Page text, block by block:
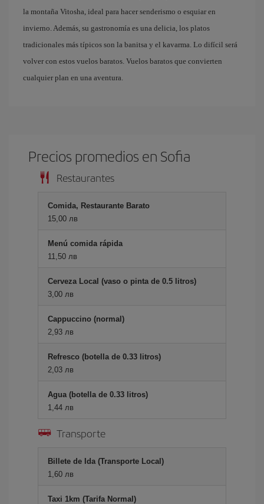
la montaña Vitosha, ideal para hacer senderismo o esquiar en
invierno. Además, su gastronomía es una delicia, los platos
tradicionales más típicos son la banitsa y el kavarma. Lo difícil será
volver con estos vuelos baratos. Vuelos baratos que convierten
cualquier plan en una aventura.
Precios promedios en Sofia
Restaurantes
Comida, Restaurante Barato
15,00 лв
Menú comida rápida
11,50 лв
Cerveza Local (vaso o pinta de 0.5 litros)
3,00 лв
Cappuccino (normal)
2,93 лв
Refresco (botella de 0.33 litros)
2,03 лв
Agua (botella de 0.33 litros)
1,44 лв
Transporte
Billete de Ida (Transporte Local)
1,60 лв
Taxi 1km (Tarifa Normal)